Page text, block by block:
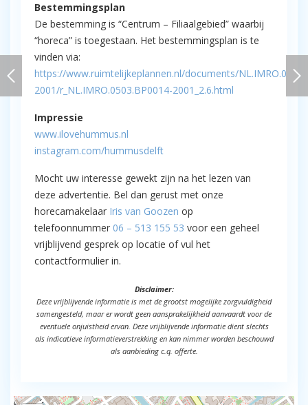
Bestemmingsplan
De bestemming is “Centrum – Filiaalgebied” waarbij
“horeca” is toegestaan. Het bestemmingsplan is te
vinden via:
https://www.ruimtelijkeplannen.nl/documents/
2001/r_NL.IMRO.0503.BP0014-2001_2.6.html
Impressie
www.ilovehummus.nl
instagram.com/hummusdelft
Mocht uw interesse gewekt zijn na het lezen van
deze advertentie. Bel dan gerust met onze
horecamakelaar Iris van Goozen op
telefoonnummer 06 – 513 155 53 voor een geheel
vrijblijvend gesprek op locatie of vul het
contactformulier in.
Disclaimer:
Deze vrijblijvende informatie is met de grootst mogelijke zorgvuldigheid
samengesteld, maar er wordt geen aansprakelijkheid aanvaardt voor de
eventuele onjuistheid ervan. Deze vrijblijvende informatie dient slechts
als indicatieve informatieverstrekking en kan nimmer worden beschouwd
als aanbieding c.q. offerte.